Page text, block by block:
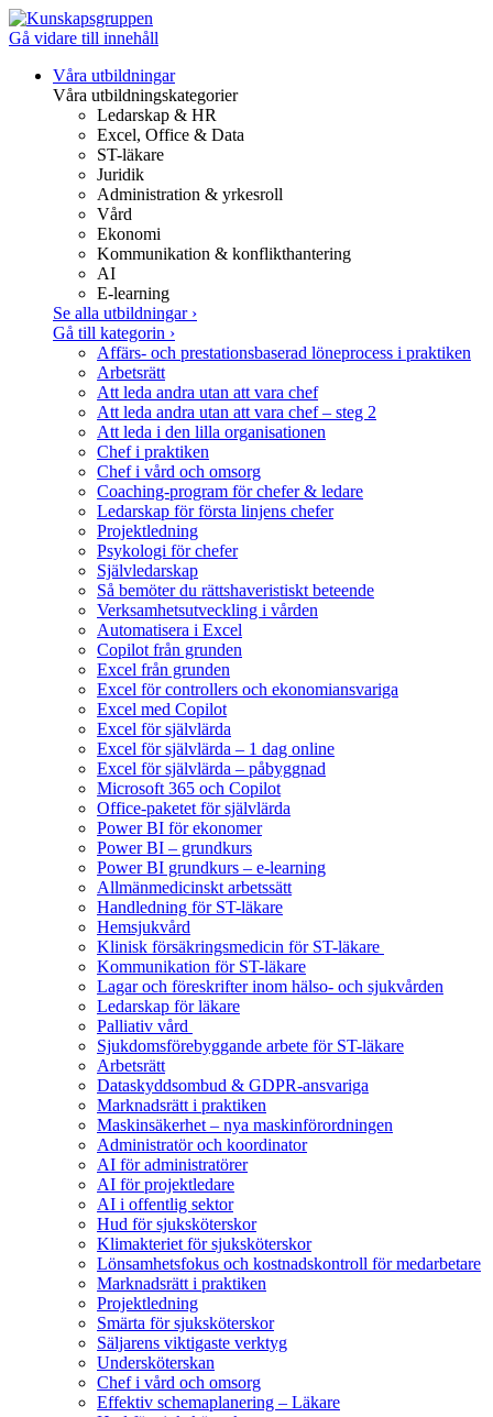
Gå vidare till innehåll
Våra utbildningar
Våra utbildningskategorier
Ledarskap & HR
Excel, Office & Data
ST-läkare
Juridik
Administration & yrkesroll
Vård
Ekonomi
Kommunikation & konflikthantering
AI
E-learning
Se alla utbildningar ›
Gå till kategorin ›
Affärs- och prestationsbaserad löneprocess i praktiken
Arbetsrätt
Att leda andra utan att vara chef
Att leda andra utan att vara chef – steg 2
Att leda i den lilla organisationen
Chef i praktiken
Chef i vård och omsorg
Coaching-program för chefer & ledare
Ledarskap för första linjens chefer
Projektledning
Psykologi för chefer
Självledarskap
Så bemöter du rättshaveristiskt beteende
Verksamhetsutveckling i vården
Automatisera i Excel
Copilot från grunden
Excel från grunden
Excel för controllers och ekonomiansvariga
Excel med Copilot
Excel för självlärda
Excel för självlärda – 1 dag online
Excel för självlärda – påbyggnad
Microsoft 365 och Copilot
Office-paketet för självlärda
Power BI för ekonomer
Power BI – grundkurs
Power BI grundkurs – e-learning
Allmänmedicinskt arbetssätt
Handledning för ST-läkare
Hemsjukvård
Klinisk försäkringsmedicin för ST-läkare
Kommunikation för ST-läkare
Lagar och föreskrifter inom hälso- och sjukvården
Ledarskap för läkare
Palliativ vård
Sjukdomsförebyggande arbete för ST-läkare
Arbetsrätt
Dataskyddsombud & GDPR-ansvariga
Marknadsrätt i praktiken
Maskinsäkerhet – nya maskinförordningen
Administratör och koordinator
AI för administratörer
AI för projektledare
AI i offentlig sektor
Hud för sjuksköterskor
Klimakteriet för sjuksköterskor
Lönsamhetsfokus och kostnadskontroll för medarbetare
Marknadsrätt i praktiken
Projektledning
Smärta för sjuksköterskor
Säljarens viktigaste verktyg
Undersköterskan
Chef i vård och omsorg
Effektiv schemaplanering – Läkare